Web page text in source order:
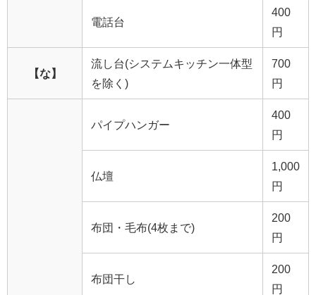
電話台
400
円
【な】
流し台(システムキッチン一体型
を除く)
700
円
パイプハンガー
400
円
仏壇
1,000
円
布団・毛布(4枚まで)
200
円
布団干し
200
円